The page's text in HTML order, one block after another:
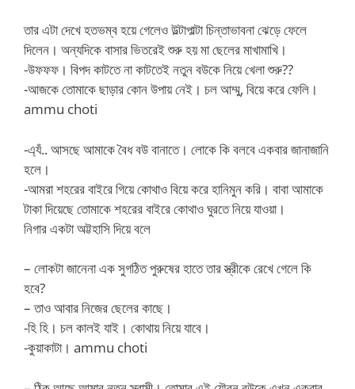
তার এটা দেখে হতভম্ব হয়ে গেলেও উল্টাপাল্টা চিন্তাভাবনা ঝেড়ে ফেলে
দিলেন। অন্যদিকে বাসার ভিতরেই শুরু হয় মা ছেলের মাখামাখি।
-উফফফ। বিপদ কাটতে না কাটতেই নতুন বউকে নিয়ে খেলা শুরু??
-আজকে তোমাকে ছাড়ার কোন উপায় নেই। চল আম্মু, বিয়ে করে ফেলি।
ammu choti
-এ্যঁ.. আসছে আমাকে বৈধ বউ বানাতে। লোকে কি বলবে একবার জানাজানি
হলে।
-আমরা শহরের বাইরে গিয়ে কোথাও বিয়ে করে হানিমুন করি। বাবা আমাকে
টাকা দিয়েছে তোমাকে শহরের বাইরে কোথাও ঘুরতে নিয়ে যাওয়া।
নিগার একটা অট্টহাসি দিয়ে বলে
– লোকটা জানেনা এক সুগঠিত পুরুষের হাতে তার স্ত্রীকে রেখে গেলে কি
হবে?
– তাও আবার নিজের ছেলের কাছে।
-হি হি। চল কালই যাই। কোথায় নিয়ে যাবে।
-কুয়াকাটা। ammu choti